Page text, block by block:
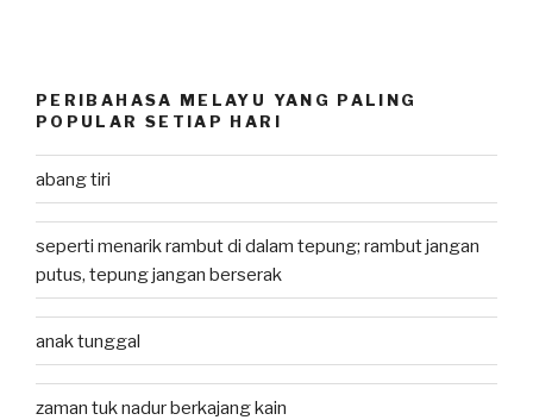
PERIBAHASA MELAYU YANG PALING
POPULAR SETIAP HARI
abang tiri
seperti menarik rambut di dalam tepung; rambut jangan
putus, tepung jangan berserak
anak tunggal
zaman tuk nadur berkajang kain